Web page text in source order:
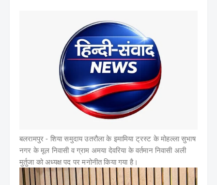
बलरामपुर - शिया समुदाय उतरौला के इमामिया ट्रस्ट के मोहल्ला सुभाष
नगर के मूल निवासी व ग्राम अमया देवरिया के वर्तमान निवासी अली
मुर्तुजा को अध्यक्ष पद पर मनोनीत किया गया है।